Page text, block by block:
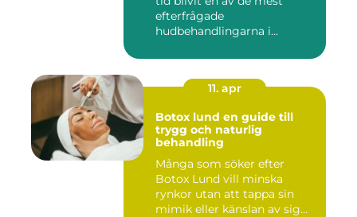
efterfrågade
hudbehandlingarna i
11. apr
Botox lund en guide till
trygg och naturlig
behandling
Många som söker efter
Botox Lund vill minska
rynkor utan att tappa sin
mimik eller känslan av sig